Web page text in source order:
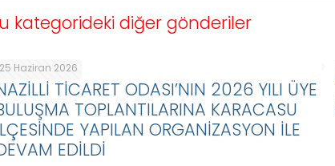
kategorideki diğer gönderiler
25 Haziran 2026
TİCARET ODASI’NIN 2026 YILI ÜYE
TOPLANTILARINA KARACASU
YAPILAN ORGANİZASYON İLE
EDİLDİ